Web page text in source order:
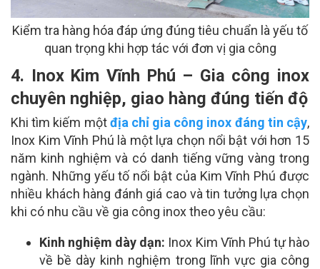
Kiểm tra hàng hóa đáp ứng đúng tiêu chuẩn là yếu tố
quan trọng khi hợp tác với đơn vị gia công
4. Inox Kim Vĩnh Phú – Gia công inox
chuyên nghiệp, giao hàng đúng tiến độ
Khi tìm kiếm mộtđịa chỉ gia công inox đáng tin cậy,
Inox Kim Vĩnh Phú là một lựa chọn nổi bật với hơn 15
năm kinh nghiệm và có danh tiếng vững vàng trong
ngành. Những yếu tố nổi bật của Kim Vĩnh Phú được
nhiều khách hàng đánh giá cao và tin tưởng lựa chọn
khi có nhu cầu về gia công inox theo yêu cầu:
Kinh nghiệm dày dạn: Inox Kim Vĩnh Phú tự hào
về bề dày kinh nghiệm trong lĩnh vực gia công